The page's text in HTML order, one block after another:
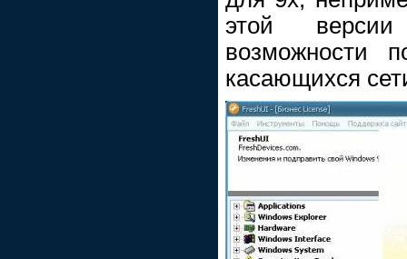
этой
возможности
касающихся